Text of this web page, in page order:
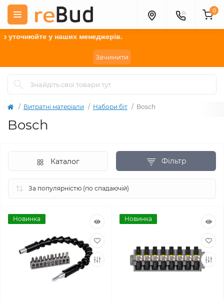
у наших менеджерів.
Зачинити
0
Витратні матеріали Набори біт Bosch
Bosch
Фільтр
Каталог
Новинка Новинка